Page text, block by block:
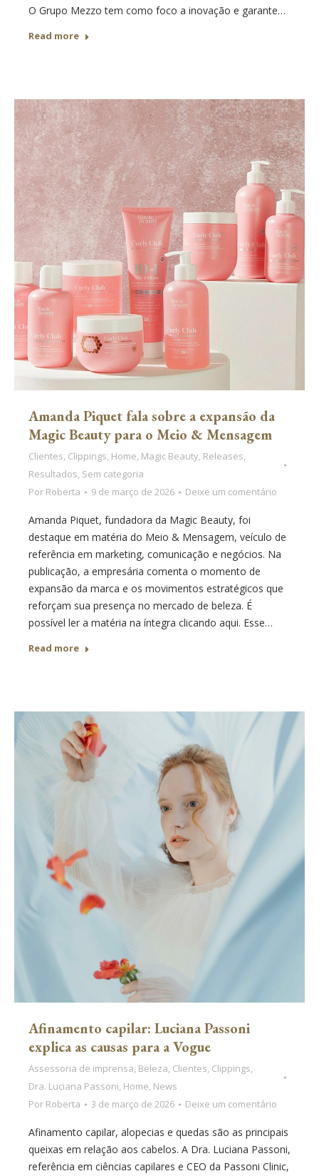
O Grupo Mezzo tem como foco a inovação e garante…
Read more
Amanda Piquet fala sobre a expansão da
Magic Beauty para o Meio & Mensagem
Clientes, Clippings, Home, Magic Beauty, Releases,
Resultados, Sem categoria
Por Roberta 9 de março de 2026 Deixe um comentário
Amanda Piquet, fundadora da Magic Beauty, foi
destaque em matéria do Meio & Mensagem, veículo de
referência em marketing, comunicação e negócios. Na
publicação, a empresária comenta o momento de
expansão da marca e os movimentos estratégicos que
reforçam sua presença no mercado de beleza. É
possível ler a matéria na íntegra clicando aqui. Esse…
Read more
Afinamento capilar: Luciana Passoni
explica as causas para a Vogue
Assessoria de imprensa, Beleza, Clientes, Clippings,
Dra. Luciana Passoni, Home, News
Por Roberta 3 de março de 2026 Deixe um comentário
Afinamento capilar, alopecias e quedas são as principais
queixas em relação aos cabelos. A Dra. Luciana Passoni,
referência em ciências capilares e CEO da Passoni Clinic,